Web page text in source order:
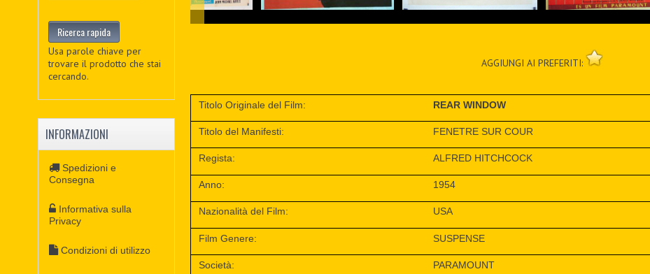
AGGIUNGI AI PREFERITI:
Titolo Originale del Film: REAR WINDOW
Titolo del Manifesti: FENETRE SUR COUR
Regista: ALFRED HITCHCOCK
Anno: 1954
Nazionalità del Film: USA
Film Genere: SUSPENSE
Società: PARAMOUNT
Usa parole chiave per
trovare il prodotto che stai
cercando.
INFORMAZIONI
Spedizioni e
Consegna
Informativa sulla
Privacy
Condizioni di utilizzo